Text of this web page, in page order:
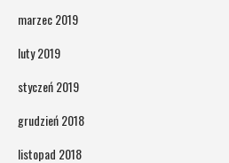
marzec 2019
luty 2019
styczeń 2019
grudzień 2018
listopad 2018